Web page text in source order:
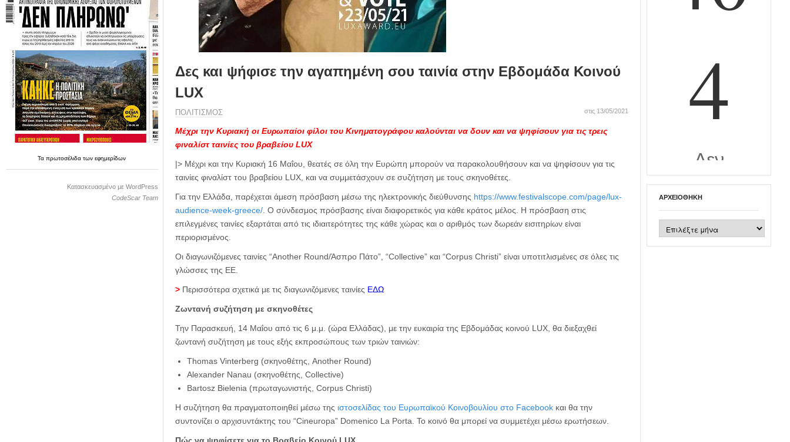
Ταπρωτοσέλιδατωνεφημερίδων
Κατασκευασμένο με WordPress
CodeScar Team
Δες και ψήφισε την αγαπημένη σου ταινία στην Εβδομάδα Κοινού
LUX
ΠΟΛΙΤΙΣΜΟΣ στις 13/05/2021
Μέχρι την Κυριακή οι Ευρωπαίοι φίλοι του Κινηματογράφου καλούνται να δουν και να ψηφίσουν για τις τρεις
φιναλίστ ταινίες του βραβείου LUX
|> Μέχρι και την Κυριακή 16 Μαΐου, θεατές σε όλη την Ευρώπη μπορούν να παρακολουθήσουν και να ψηφίσουν για τις
ταινίες φιναλίστ του βραβείου LUX, και να συμμετάσχουν σε συζήτηση με τους σκηνοθέτες.
Για την Ελλάδα, παρέχεται άμεση πρόσβαση μέσω της ηλεκτρονικής διεύθυνσης https://www.festivalscope.com/page/lux-
audience-week-greece/. Ο σύνδεσμος πρόσβασης είναι διαφορετικός για κάθε κράτος μέλος. Η πρόσβαση στις
επιλεγμένες ταινίες εξαρτάται από τις ιδιαιτερότητες της κάθε χώρας και ο αριθμός των δωρεάν εισιτηρίων είναι
περιορισμένος.
Οι διαγωνιζόμενες ταινίες “Another Round/Άσπρο Πάτο”, “Collective” και “Corpus Christi” είναι υποτιτλισμένες σε όλες τις
γλώσσες της ΕΕ.
>Περισσότερα σχετικά με τις διαγωνιζόμενες ταινίες ΕΔΩ
Ζωντανή συζήτηση με σκηνοθέτες
Την Παρασκευή, 14 Μαΐου από τις 6 μ.μ. (ώρα Ελλάδας), με την ευκαιρία της Εβδομάδας κοινού LUX, θα διεξαχθεί
ζωντανή συζήτηση με τους εξής εκπροσώπους των τριών ταινιών:
Thomas Vinterberg (σκηνοθέτης, Another Round)
Alexander Nanau (σκηνοθέτης, Collective)
Bartosz Bielenia (πρωταγωνιστής, Corpus Christi)
Η συζήτηση θα πραγματοποιηθεί μέσω της ιστοσελίδας του Ευρωπαϊκού Κοινοβουλίου στο Facebookκαι θα την
συντονίζει ο αρχισυντάκτης του “Cineuropa” Domenico La Porta. Το κοινό θα μπορεί να συμμετέχει μέσω ερωτήσεων.
ΑΡΧΕΙΟΘΉΚΗ